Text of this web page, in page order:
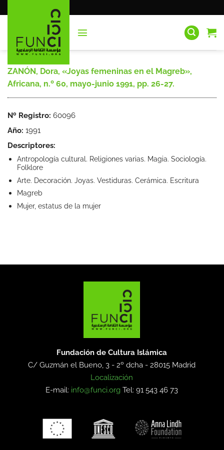
al
ZANÓN, Dora, «Joyas femeninas en el Magreb»,
Africana, n.º 60, mayo-junio 1991, pp. 26-27.
Nº Registro: 60096
Año: 1991
Descriptores:
Antropología cultural. Religiones varias. Magia. Sociología.
Folklore
Arte. Decoración. Joyas. Vestiduras. Cerámica. Escritura
Magreb
Mujer, estatus de la mujer
Fundación de Cultura Islámica
C/ Guzmán el Bueno, 3 - 2º dcha -28015 Madrid
Localización
E-mail: info@funci.org Tel: 91 543 46 73